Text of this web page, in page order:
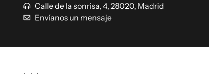
Calle de la sonrisa, 4, 28020, Madrid
Envíanos un mensaje